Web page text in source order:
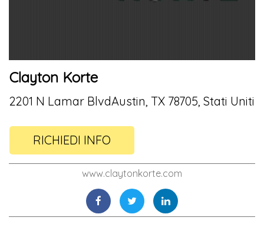
Clayton Korte
2201 N Lamar BlvdAustin, TX 78705, Stati Uniti
RICHIEDI INFO
www.claytonkorte.com